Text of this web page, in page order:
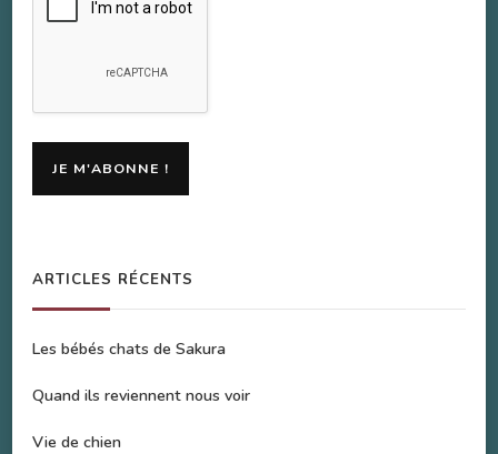
ARTICLES RÉCENTS
Les bébés chats de Sakura
Quand ils reviennent nous voir
Vie de chien